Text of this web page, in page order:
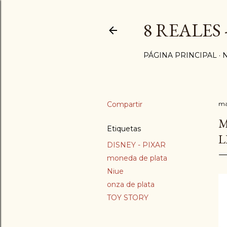
8
PÁGINA PRINCIPAL
Compartir
Etiquetas
DISNEY - PIXAR
moneda de plata
Niue
onza de plata
TOY STORY